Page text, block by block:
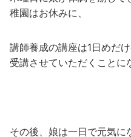
稚園はお休みに、
講師養成の講座は1日めだ
受講させていただくことに
その後、娘は一日で元気に